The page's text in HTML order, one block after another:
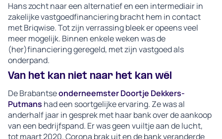
Hans zocht naar een alternatief en een intermediair in
zakelijke vastgoedfinanciering bracht hem in contact
met Briqwise. Tot zijn verrassing bleek er opeens veel
meer mogelijk. Binnen enkele weken was de
(her)financiering geregeld, met zijn vastgoed als
onderpand.
Van het kan niet naar het kan wél
De Brabantseonderneemster Doortje Dekkers-
Putmans had een soortgelijke ervaring. Ze was al
anderhalf jaar in gesprek met haar bank over de aankoop
van een bedrijfspand. Er was geen vuiltje aan de lucht,
tot maart 2020. Corona brak uit en de bank veranderde